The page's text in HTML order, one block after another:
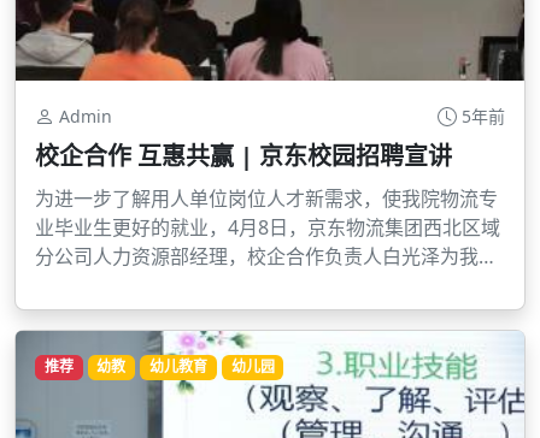
Admin 5年前
校企合作 互惠共赢 | 京东校园招聘宣讲
为进一步了解用人单位岗位人才新需求，使我院物流专
业毕业生更好的就业，4月8日，京东物流集团西北区域
分公司人力资源部经理，校企合作负责人白光泽为我院
推荐 幼教 幼儿教育 幼儿园